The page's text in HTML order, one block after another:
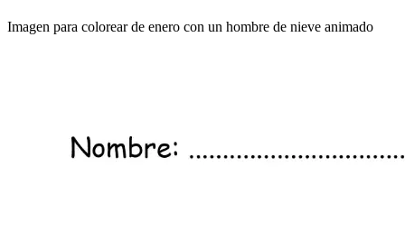
Imagen para colorear de enero con un hombre de nieve animado